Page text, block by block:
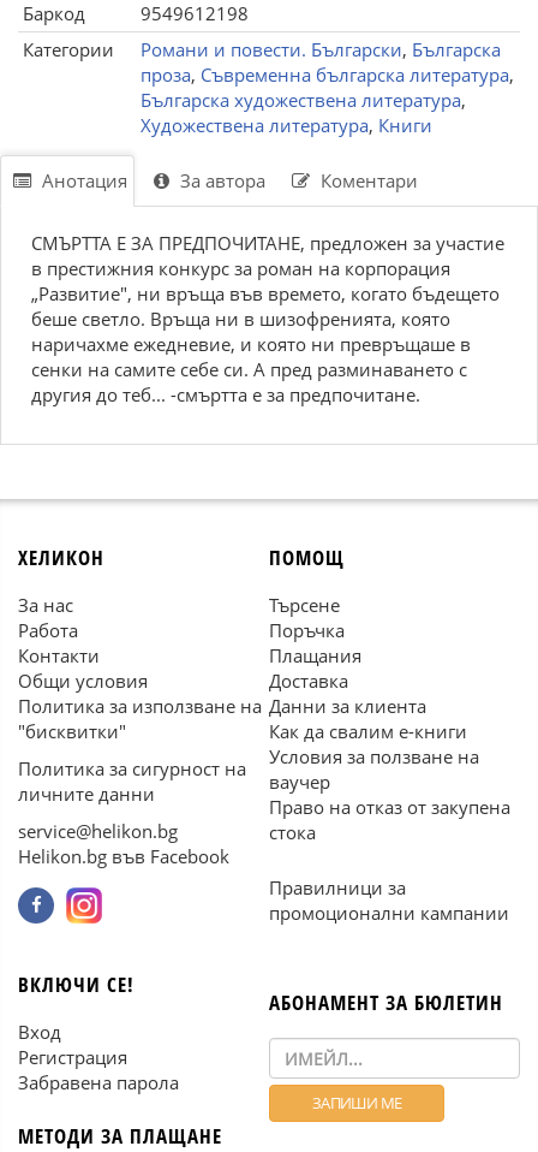
Баркод
9549612198
Категории
Романи и повести. Български, Българска
проза, Съвременна българска литература,
Българска художествена литература,
Художествена литература, Книги
Анотация За автора Коментари
СМЪРТТА Е ЗА ПРЕДПОЧИТАНЕ, предложен за участие
в престижния конкурс за роман на корпорация
„Развитие", ни връща във времето, когато бъдещето
беше светло. Връща ни в шизофренията, която
наричахме ежедневие, и която ни превръщаше в
сенки на самите себе си. А пред разминаването с
другия до теб... -смъртта е за предпочитане.
ХЕЛИКОН
За нас
Работа
Контакти
Общи условия
Политика за използване на
"бисквитки"
Политика за сигурност на
личните данни
service@helikon.bg
Helikon.bg във Facebook
ПОМОЩ
Търсене
Поръчка
Плащания
Доставка
Данни за клиента
Как да свалим е-книги
Условия за ползване на
ваучер
Право на отказ от закупена
стока
Правилници за
промоционални кампании
ВКЛЮЧИ СЕ!
Вход
Регистрация
Забравена парола
МЕТОДИ ЗА ПЛАЩАНЕ
АБОНАМЕНТ ЗА БЮЛЕТИН